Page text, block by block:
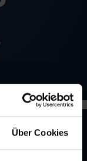
Über Cookies